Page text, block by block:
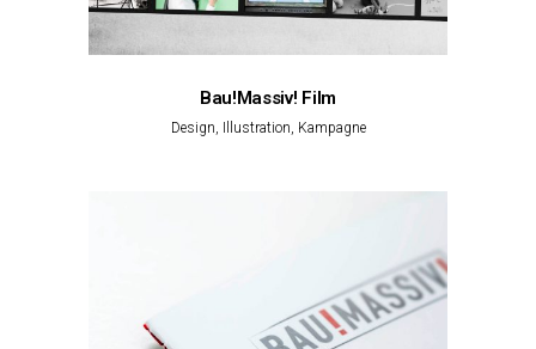
Bau!Massiv! Film
Design, Illustration, Kampagne